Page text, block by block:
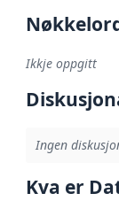
Ikkje oppgitt
Ingen
Kva er